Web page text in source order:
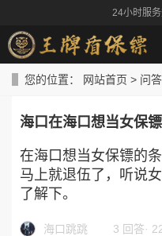
24小时服
您的位置： 网站首页 > 问
海口在海口想当女保
在海口想当女保镖的
马上就退伍了，听说
了解下。
海口跳跳 3 回答·